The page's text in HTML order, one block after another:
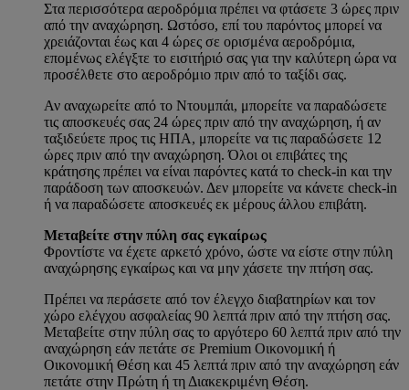
Στα περισσότερα αεροδρόμια πρέπει να φτάσετε 3 ώρες πριν
από την αναχώρηση. Ωστόσο, επί του παρόντος μπορεί να
χρειάζονται έως και 4 ώρες σε ορισμένα αεροδρόμια,
επομένως ελέγξτε το εισιτήριό σας για την καλύτερη ώρα να
προσέλθετε στο αεροδρόμιο πριν από το ταξίδι σας.
Αν αναχωρείτε από το Ντουμπάι, μπορείτε να παραδώσετε
τις αποσκευές σας 24 ώρες πριν από την αναχώρηση, ή αν
ταξιδεύετε προς τις ΗΠΑ, μπορείτε να τις παραδώσετε 12
ώρες πριν από την αναχώρηση. Όλοι οι επιβάτες της
κράτησης πρέπει να είναι παρόντες κατά το check-in και την
παράδοση των αποσκευών. Δεν μπορείτε να κάνετε check-in
ή να παραδώσετε αποσκευές εκ μέρους άλλου επιβάτη.
Μεταβείτε στην πύλη σας εγκαίρως
Φροντίστε να έχετε αρκετό χρόνο, ώστε να είστε στην πύλη
αναχώρησης εγκαίρως και να μην χάσετε την πτήση σας.
Πρέπει να περάσετε από τον έλεγχο διαβατηρίων και τον
χώρο ελέγχου ασφαλείας 90 λεπτά πριν από την πτήση σας.
Μεταβείτε στην πύλη σας το αργότερο 60 λεπτά πριν από την
αναχώρηση εάν πετάτε σε Premium Οικονομική ή
Οικονομική Θέση και 45 λεπτά πριν από την αναχώρηση εάν
πετάτε στην Πρώτη ή τη Διακεκριμένη Θέση.